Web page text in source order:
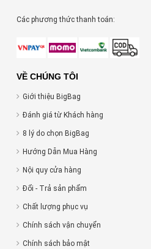
Các phương thức thanh toán:
VỀ CHÚNG TÔI
Giới thiệu BigBag
Đánh giá từ Khách hàng
8 lý do chọn BigBag
Hướng Dẫn Mua Hàng
Nội quy cửa hàng
Đổi - Trả sản phẩm
Chất lượng phục vụ
Chính sách vận chuyển
Chính sách bảo mật